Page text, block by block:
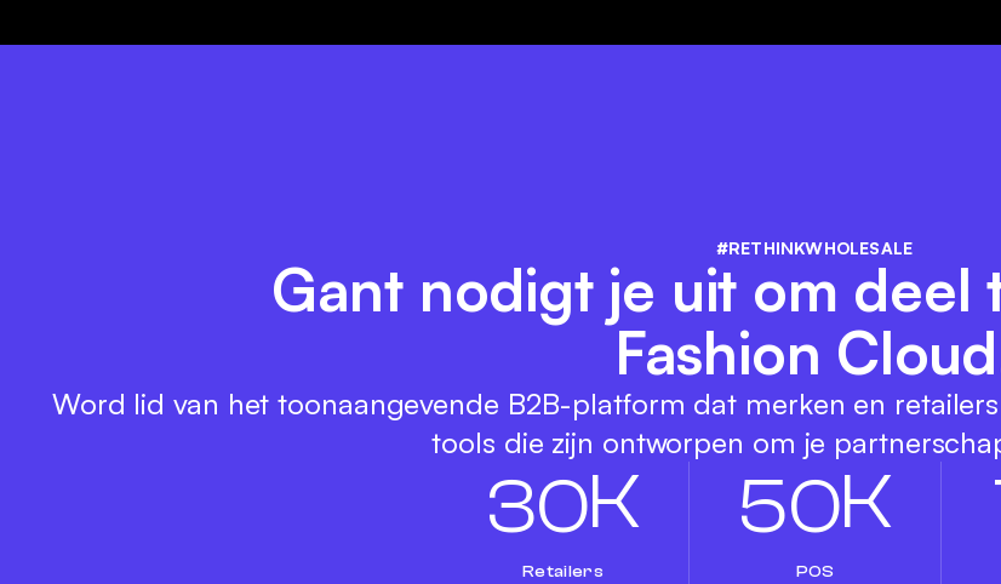
#RETHINKWHOLESALE
Gant nodigt je uit om deel
Fashion
Word lid van het toonaangevende B2B-platform dat merken en
tools die zijn ontworpen om je
30K
Retailers
50K
POS